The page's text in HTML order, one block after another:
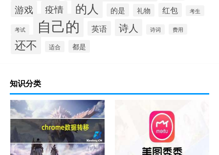
游戏 疫情 的人 的是 礼物 红包 考生
考试 自己的 英语 诗人 诗词 费用
还不 适合 都是
知识分类